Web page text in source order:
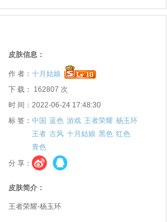
皮肤信息：
作 者： 十月姑娘
下 载： 162807 次
时 间：2022-06-24 17:48:30
标 签： 中国 蓝色 游戏 王者荣耀 杨玉环
王者 古风 十月姑娘 黑色 红色
青色
分 享：
皮肤简介：
王者荣耀-杨玉环